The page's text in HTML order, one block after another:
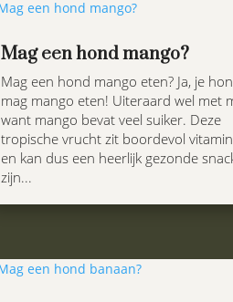
Mag een hond mango?
Mag een hond mango eten? Ja, je
mag mango eten! Uiteraard wel met
want mango bevat veel suiker. Deze
tropische vrucht zit boordevol
en kan dus een heerlijk gezonde
zijn...